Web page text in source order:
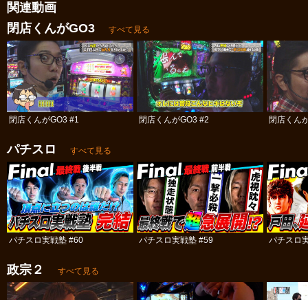
関連動画
閉店くんがGO3
すべて見る
閉店くんがGO3 #1 閉店くんがGO3 #2 閉店くん
パチスロ すべて見る
パチスロ実戦塾 #60 パチスロ実戦塾 #59 パチスロ
政宗２ すべて見る